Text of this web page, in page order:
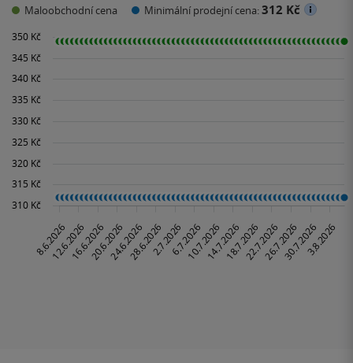
Maloobchodní cena Minimální prodejní cena:312 Kč